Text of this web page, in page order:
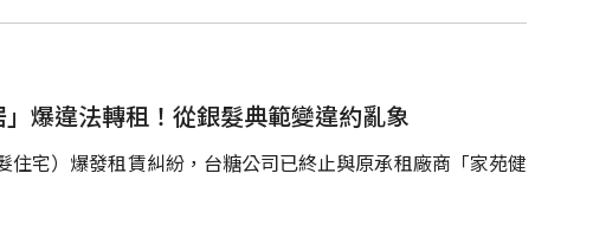
爆違法轉租！從銀髮典範變違約亂象
宅）爆發租賃糾紛，台糖公司已終止與原承租廠商「家苑健